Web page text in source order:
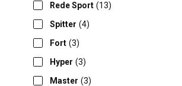
Rede Sport (13)
Spitter (4)
Fort (3)
Hyper (3)
Master (3)